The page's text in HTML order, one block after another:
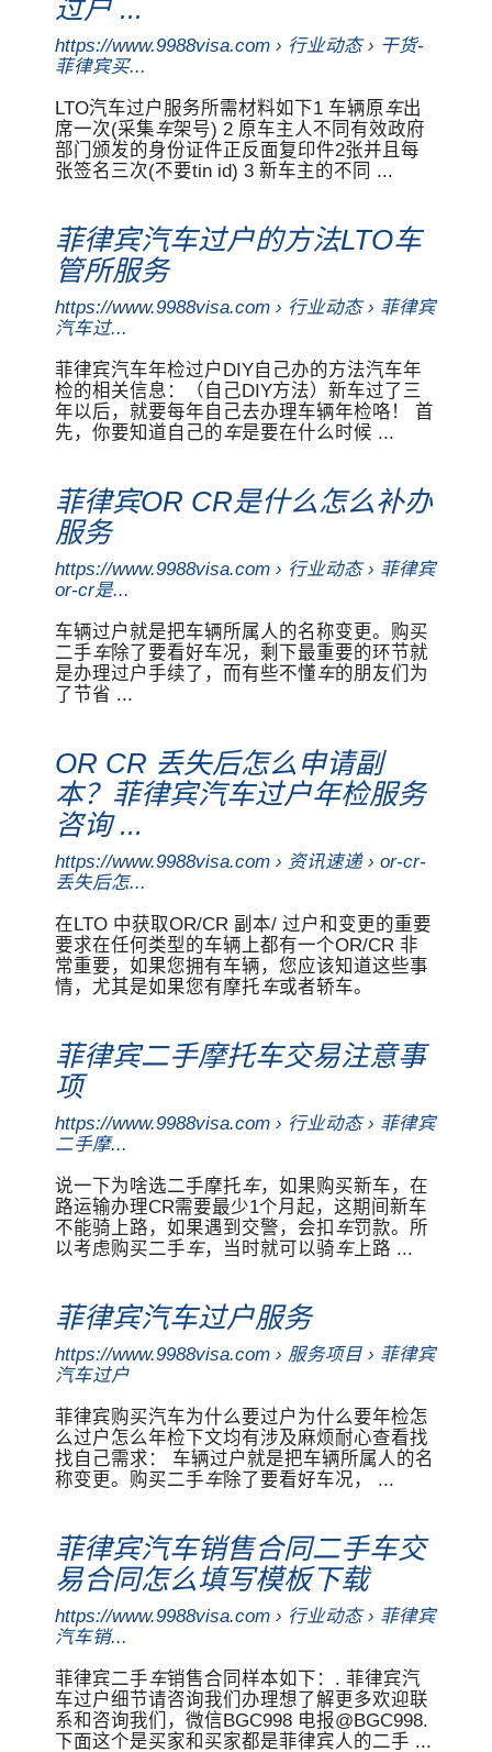
过户 ...
https://www.9988visa.com › 行业动态 › 干货-
菲律宾买...
LTO汽车过户服务所需材料如下1 车辆原车出
席一次(采集车架号) 2 原车主人不同有效政府
部门颁发的身份证件正反面复印件2张并且每
张签名三次(不要tin id) 3 新车主的不同 ...
菲律宾汽车过户的方法LTO车
管所服务
https://www.9988visa.com › 行业动态 › 菲律宾
汽车过...
菲律宾汽车年检过户DIY自己办的方法汽车年
检的相关信息：（自己DIY方法）新车过了三
年以后，就要每年自己去办理车辆年检咯！ 首
先，你要知道自己的车是要在什么时候 ...
菲律宾OR CR是什么怎么补办
服务
https://www.9988visa.com › 行业动态 › 菲律宾
or-cr是...
车辆过户就是把车辆所属人的名称变更。购买
二手车除了要看好车况，剩下最重要的环节就
是办理过户手续了，而有些不懂车的朋友们为
了节省 ...
OR CR 丢失后怎么申请副
本？菲律宾汽车过户年检服务
咨询 ...
https://www.9988visa.com › 资讯速递 › or-cr-
丢失后怎...
在LTO 中获取OR/CR 副本/ 过户和变更的重要
要求在任何类型的车辆上都有一个OR/CR 非
常重要，如果您拥有车辆，您应该知道这些事
情，尤其是如果您有摩托车或者轿车。
菲律宾二手摩托车交易注意事
项
https://www.9988visa.com › 行业动态 › 菲律宾
二手摩...
说一下为啥选二手摩托车，如果购买新车，在
路运输办理CR需要最少1个月起，这期间新车
不能骑上路，如果遇到交警，会扣 车罚款。所
以考虑购买二手车，当时就可以骑车上路 ...
菲律宾汽车过户服务
https://www.9988visa.com › 服务项目 › 菲律宾
汽车过户
菲律宾购买汽车为什么要过户为什么要年检怎
么过户怎么年检下文均有涉及麻烦耐心查看找
找自己需求： 车辆过户就是把车辆所属人的名
称变更。购买二手车除了要看好车况， ...
菲律宾汽车销售合同二手车交
易合同怎么填写模板下载
https://www.9988visa.com › 行业动态 › 菲律宾
汽车销...
菲律宾二手车销售合同样本如下：. 菲律宾汽
车过户细节请咨询我们办理想了解更多欢迎联
系和咨询我们，微信BGC998 电报@BGC998.
下面这个是买家和买家都是菲律宾人的二手 ...